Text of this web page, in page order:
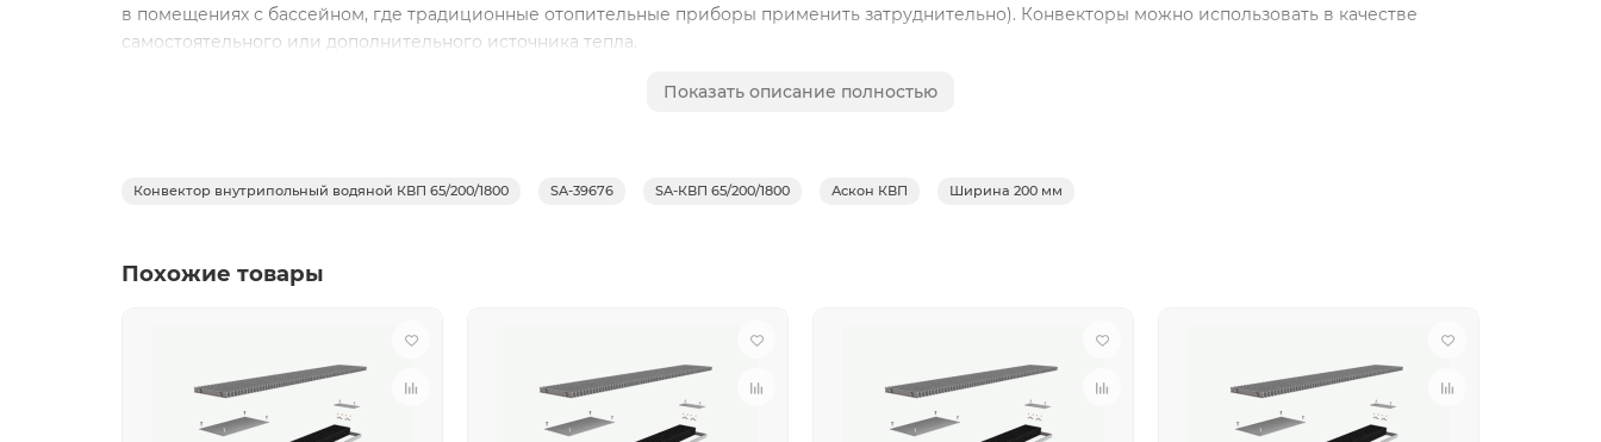
в помещениях с бассейном, где традиционные отопительные приборы применить затруднительно). Конвекторы можно использовать в качестве
самостоятельного или дополнительного источника тепла.
долговечность – труба теплообменника изготовлена из меди, Ø15 мм, толщина стенки 1мм;
КВП
Испытательное давление20 атм
Теплоотдача при 70°С
460 Вт
MAX t теплоносителя
120°С
Показать описание полностью
Конвектор внутрипольный водяной КВП 65/200/1800 SA-39676 SA-КВП 65/200/1800 Аскон КВП Ширина 200 мм
Похожие товары